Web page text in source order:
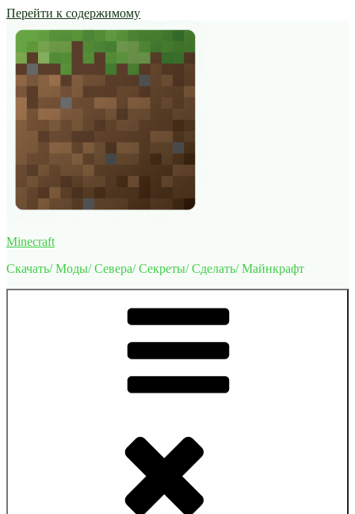
Перейти к содержимому
Minecraft
Скачать/ Моды/ Севера/ Секреты/ Сделать/ Майнкрафт